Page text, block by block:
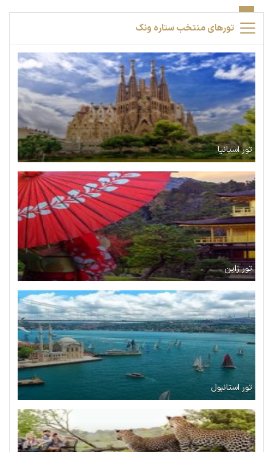
تورهای منتخب ستاره ونک
تور اسپانیا
تور ژاپن
تور استانبول